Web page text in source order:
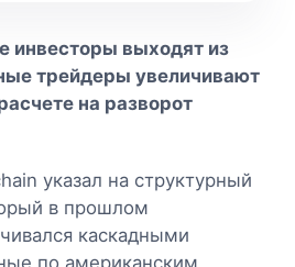
инвесторы выходят из
трейдеры увеличивают
на разворот
указал на структурный
в прошлом
каскадными
по американским